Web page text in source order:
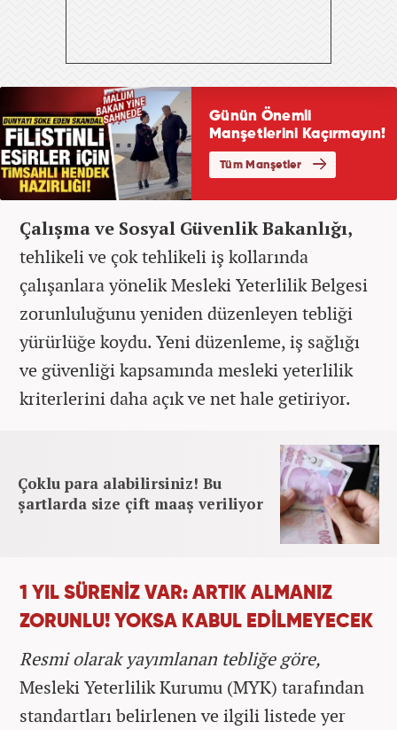
Çalışma ve Sosyal Güvenlik Bakanlığı,
tehlikeli ve çok tehlikeli iş kollarında
çalışanlara yönelik Mesleki Yeterlilik Belgesi
zorunluluğunu yeniden düzenleyen tebliği
yürürlüğe koydu. Yeni düzenleme, iş sağlığı
ve güvenliği kapsamında mesleki yeterlilik
kriterlerini daha açık ve net hale getiriyor.
Çoklu para alabilirsiniz! Bu
şartlarda size çift maaş veriliyor
1 YIL SÜRENİZ VAR: ARTIK ALMANIZ
ZORUNLU! YOKSA KABUL EDİLMEYECEK
Resmi olarak yayımlanan tebliğe göre,
Mesleki Yeterlilik Kurumu (MYK) tarafından
standartları belirlenen ve ilgili listede yer